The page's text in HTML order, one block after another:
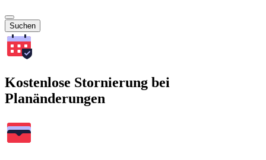
Suchen
Kostenlose Stornierung bei
Planänderungen